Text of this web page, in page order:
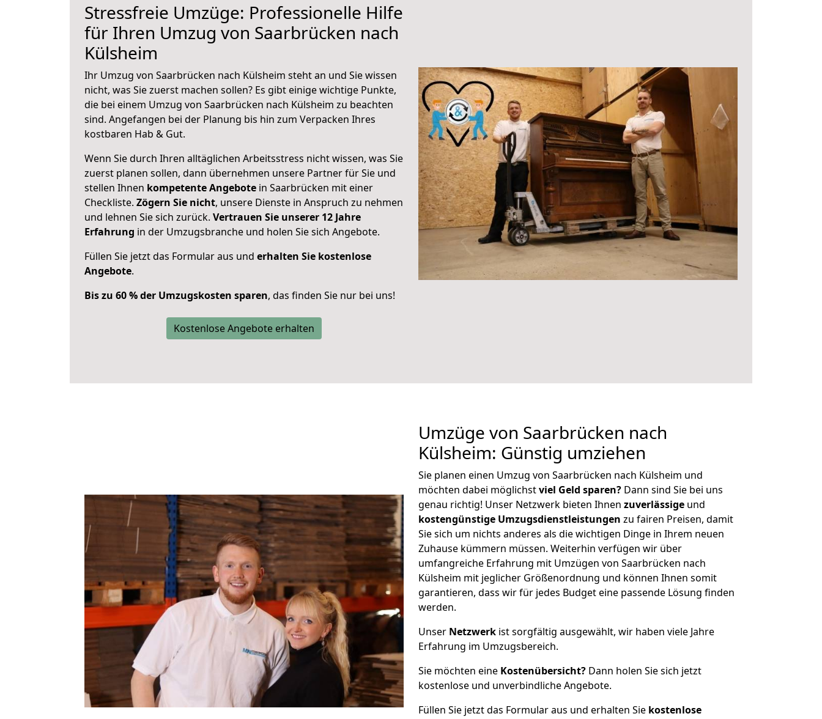
Stressfreie Umzüge: Professionelle Hilfe
für Ihren Umzug von Saarbrücken nach
Külsheim
Ihr Umzug von Saarbrücken nach Külsheim steht an und Sie wissen
nicht, was Sie zuerst machen sollen? Es gibt einige wichtige Punkte,
die bei einem Umzug von Saarbrücken nach Külsheim zu beachten
sind. Angefangen bei der Planung bis hin zum Verpacken Ihres
kostbaren Hab & Gut.
Wenn Sie durch Ihren alltäglichen Arbeitsstress nicht wissen, was Sie
zuerst planen sollen, dann übernehmen unsere Partner für Sie und
stellen Ihnen kompetente Angebote in Saarbrücken mit einer
Checkliste. Zögern Sie nicht, unsere Dienste in Anspruch zu nehmen
und lehnen Sie sich zurück. Vertrauen Sie unserer 12 Jahre
Erfahrung in der Umzugsbranche und holen Sie sich Angebote.
Füllen Sie jetzt das Formular aus und erhalten Sie kostenlose
Angebote.
Bis zu 60 % der Umzugskosten sparen, das finden Sie nur bei uns!
Kostenlose Angebote erhalten
Umzüge von Saarbrücken nach
Külsheim: Günstig umziehen
Sie planen einen Umzug von Saarbrücken nach Külsheim und
möchten dabei möglichstviel Geld sparen? Dann sind Sie bei uns
genau richtig! Unser Netzwerk bieten Ihnen zuverlässige und
kostengünstige Umzugsdienstleistungen zu fairen Preisen, damit
Sie sich um nichts anderes als die wichtigen Dinge in Ihrem neuen
Zuhause kümmern müssen. Weiterhin verfügen wir über
umfangreiche Erfahrung mit Umzügen von Saarbrücken nach
Külsheim mit jeglicher Größenordnung und können Ihnen somit
garantieren, dass wir für jedes Budget eine passende Lösung finden
werden.
Unser Netzwerk ist sorgfältig ausgewählt, wir haben viele Jahre
Erfahrung im Umzugsbereich.
Sie möchten eine Kostenübersicht? Dann holen Sie sich jetzt
kostenlose und unverbindliche Angebote.
Füllen Sie jetzt das Formular aus und erhalten Sie kostenlose